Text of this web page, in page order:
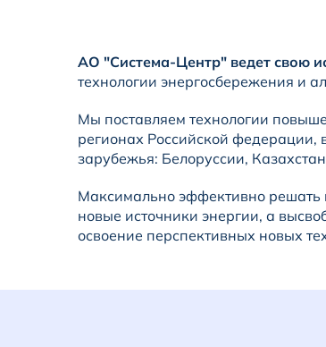
АО "Система-Центр" ведет свою
технологии энергосбережения и
Мы поставляем технологии
регионах Российской федерации,
зарубежья: Белоруссии,
Максимально эффективно решать
новые источники энергии, а
освоение перспективных новых